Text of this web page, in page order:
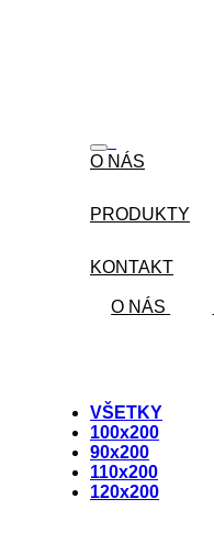
O NÁS
PRODUKTY
KONTAKT
O NÁS
VŠETKY
100x200
90x200
110x200
120x200